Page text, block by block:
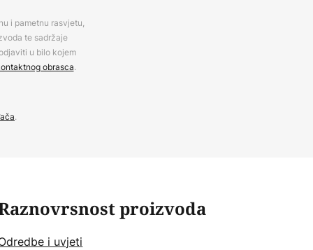
i pametnu rasvjetu,
te sadržaje
u bilo kojem
obrasca.
.
proizvoda
i uvjeti